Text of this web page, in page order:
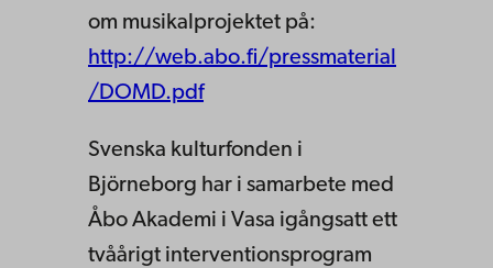
om musikalprojektet på:
http://web.abo.fi/pressmaterial
/DOMD.pdf
Svenska kulturfonden i
Björneborg har i samarbete med
Åbo Akademi i Vasa igångsatt ett
tvåårigt interventionsprogram